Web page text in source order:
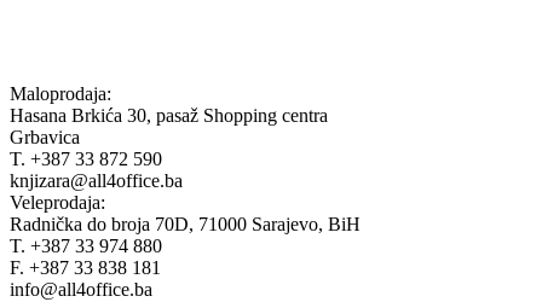
Maloprodaja:
Hasana Brkića 30, pasaž Shopping centra
Grbavica
T. +387 33 872 590
knjizara@all4office.ba
Veleprodaja:
Radnička do broja 70D, 71000 Sarajevo, BiH
T. +387 33 974 880
F. +387 33 838 181
info@all4office.ba